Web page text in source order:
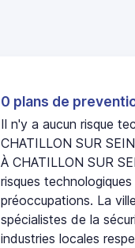
0 plans de
Il n'y a aucun risque
CHATILLON SUR
À CHATILLON SUR
risques
préoccupations. La
spécialistes de la
industries locales